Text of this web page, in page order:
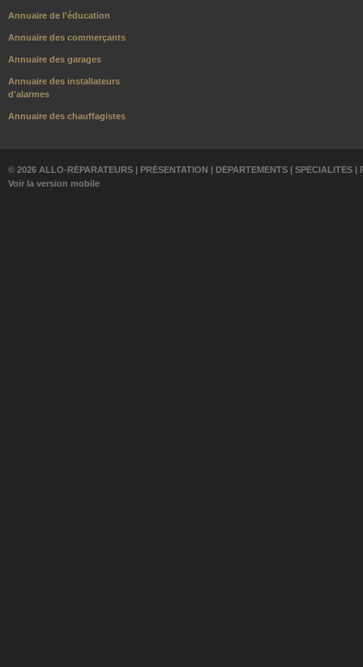
Annuaire de l'éducation
Annuaire des commerçants
Annuaire des garages
Annuaire des installateurs
d'alarmes
Annuaire des chauffagistes
© 2026 ALLO-RÉPARATEURS | PRÉSENTATION DÉPARTEMENTS SPÉCIALITÉS
Voir la version mobile